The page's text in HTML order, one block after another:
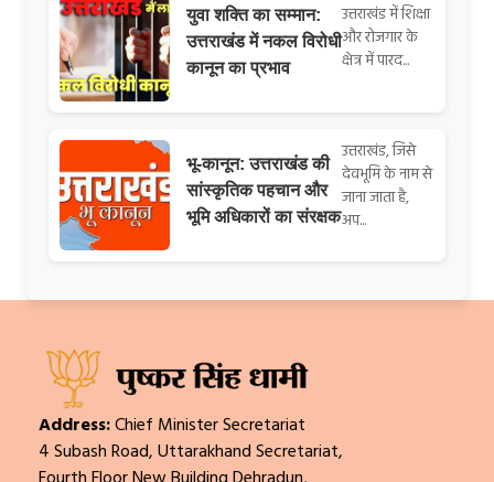
युवा शक्ति का सम्मान:
उत्तराखंड में नकल विरोधी
कानून का प्रभाव
उत्तराखंड में शिक्षा
और रोजगार के
क्षेत्र में पारद...
भू-कानून: उत्तराखंड की
सांस्कृतिक पहचान और
भूमि अधिकारों का संरक्षक
उत्तराखंड, जिसे
देवभूमि के नाम से
जाना जाता है,
अप...
Address:Chief Minister Secretariat
4 Subash Road, Uttarakhand Secretariat,